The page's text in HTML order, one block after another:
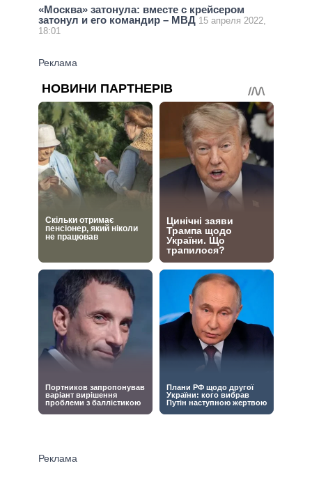
«Москва» затонула: вместе с крейсером
затонул и его командир – МВД 15 апреля 2022,
18:01